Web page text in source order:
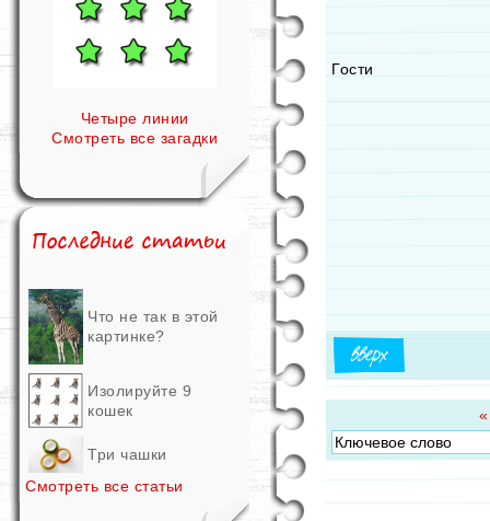
Четыре линии
Смотреть все загадки
Что не так в этой
картинке?
Изолируйте 9
кошек
Три чашки
Смотреть все статьи
Гости